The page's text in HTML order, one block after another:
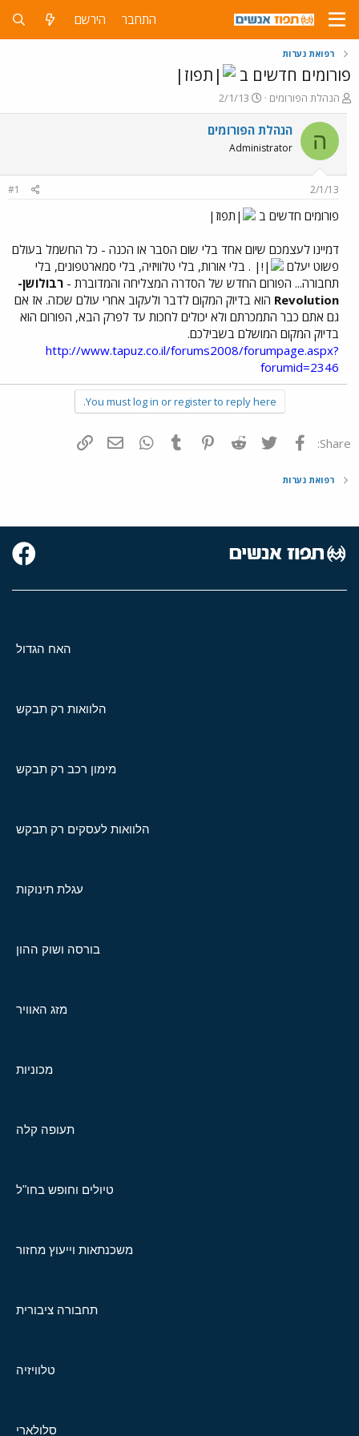
התחבר הירשם
רפואת נערות
פורומים חדשים ב
פ
ו
ת
ח
ה
ש
א
הנהלת הפורומים
פ
ו
ר
ם
ר
2/1/13
ה הנהלת הפורומים
Administrator
2/1/13
#1
פורומים חדשים ב
דמיינו לעצמכם שיום אחד בלי שום הסבר או הכנה - כל החשמל בעולם
פשוט יעלם
. בלי אורות, בלי טלוויזיה, בלי סמארטפונים, בלי
תחבורה... הפורום החדש של הסדרה המצליחה והמדוברת - רבולושן-
Revolution הוא בדיוק המקום לדבר ולעקוב אחרי עולם שכזה. אז אם
גם אתם כבר התמכרתם ולא יכולים לחכות עד לפרק הבא, הפורום הוא
בדיוק המקום המושלם בשבילכם.
http://www.tapuz.co.il/forums2008/forumpage.aspx?
forumid=2346
You must log in or register to reply here.
Share: פייסבוק Twitter
Reddit
Pinterest
Tumblr
WhatsAppדואר אלקטרוני
רפואת נערות
האח הגדול
הלוואות רק תבקש
מימון רכב רק תבקש
הלוואות לעסקים רק תבקש
עגלת תינוקות
בורסה ושוק ההון
מזג האוויר
מכוניות
תעופה קלה
טיולים וחופש בחו"ל
משכנתאות וייעוץ מחזור
תחבורה ציבורית
טלוויזיה
סלולארי